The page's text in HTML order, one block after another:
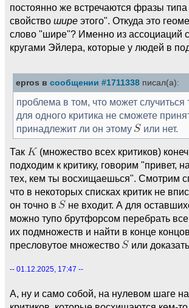
постоянно же встречаются фразы типа
свойство шире этого". Откуда это
слово "шире"? Именно из ассоциаций
кругами Эйлера, которые у людей в
epros в сообщении #1711338 писал(а):
проблема в том, что может случиться
для одного критика не сможете
принадлежит ли он этому
или нет.
Так
(множество всех критиков)
подходим к критику, говорим "привет,
тех, кем ты восхищаешься". Смотрим
что в некоторых списках критик не
он точно в
не входит. А для
можно тупо брутфорсом перебрать все
их подмножеств и найти в конце
пресловутое множество
или
-- 01.12.2025, 17:47 --
А, ну и само собой, на нулевом шаге